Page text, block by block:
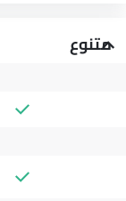
متنوع